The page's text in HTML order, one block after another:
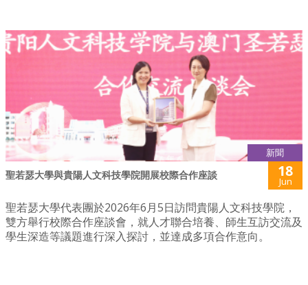
新聞
聖若瑟大學與貴陽人文科技學院開展校際合作座談 18
Jun
聖若瑟大學代表團於2026年6月5日訪問貴陽人文科技學院，
雙方舉行校際合作座談會，就人才聯合培養、師生互訪交流及
學生深造等議題進行深入探討，並達成多項合作意向。